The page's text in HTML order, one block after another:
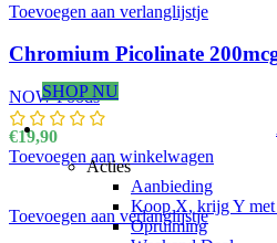
SHOP NU
Acties
Aanbieding
Koop X, krijg Y
Opruiming
Toevoegen aan verlanglijstje
Chromium Picolinate
NOW Foods
€19,90
Toevoegen aan winkelwagen
Toevoegen aan verlanglijstje